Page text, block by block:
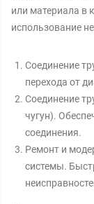
или материала в
использование
Соединение
перехода от
Соединение
чугун).
соединения.
Ремонт и
системы.